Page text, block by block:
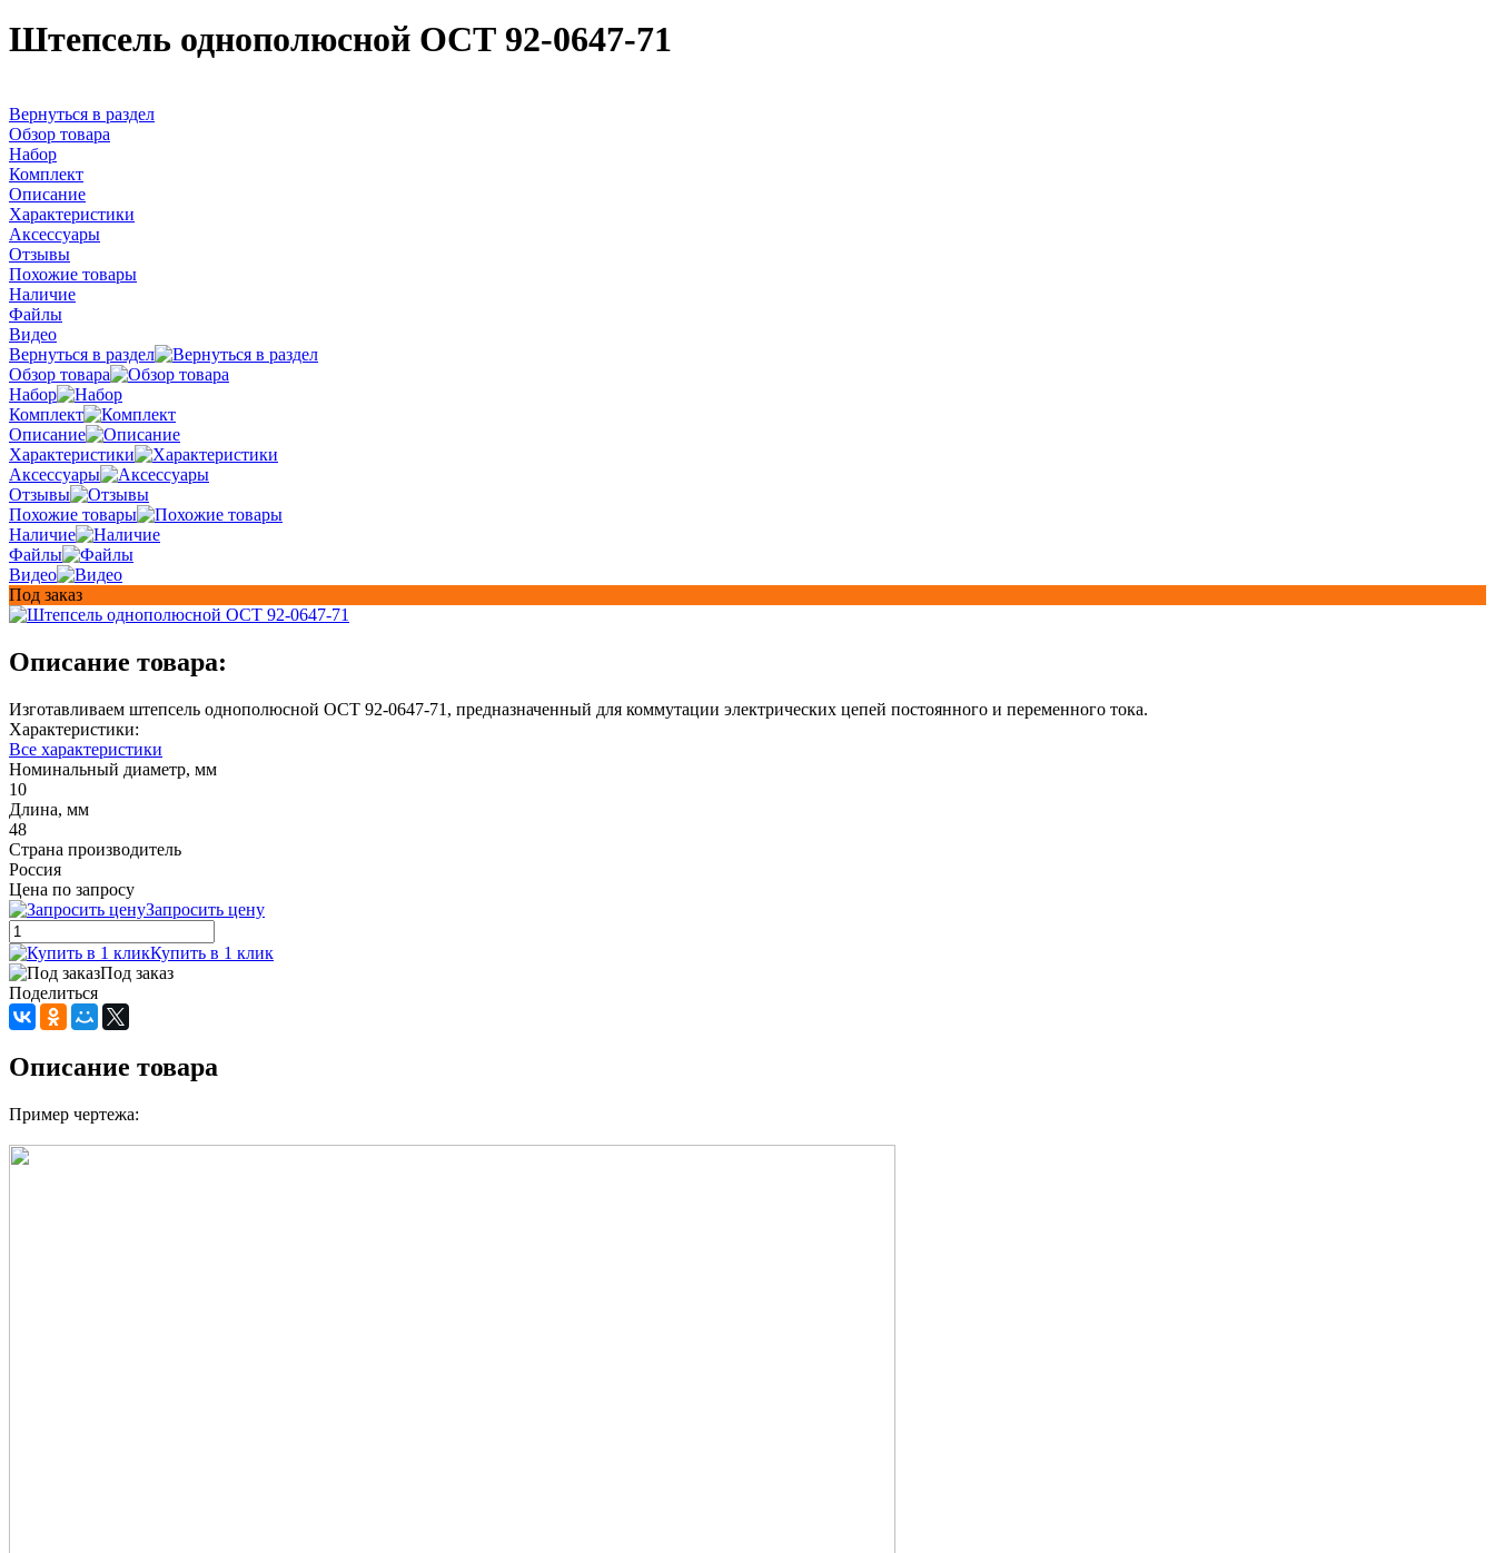
Штепсель однополюсной ОСТ 92-0647-71
Вернуться в раздел
Обзор товара
Набор
Комплект
Описание
Характеристики
Аксессуары
Отзывы
Похожие товары
Наличие
Файлы
Видео
Вернуться в раздел
Обзор товара
Набор
Комплект
Описание
Характеристики
Аксессуары
Отзывы
Похожие товары
Наличие
Файлы
Видео
Под заказ
Описание товара:
Изготавливаем штепсель однополюсной ОСТ 92-0647-71, предназначенный для коммутации электрических цепей постоянного и переменного тока.
Характеристики:
Все характеристики
Номинальный диаметр, мм
10
Длина, мм
48
Страна производитель
Россия
Цена по запросу
Запросить цену
Купить в 1 клик
Под заказ
Поделиться
Описание товара
Пример чертежа: